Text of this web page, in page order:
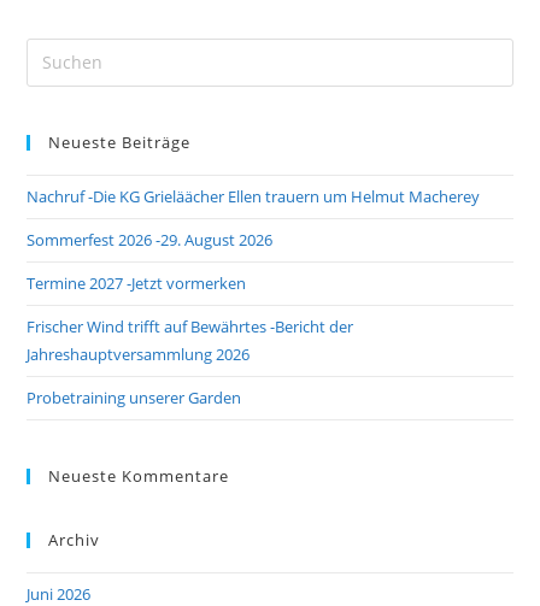
Neueste Beiträge
Nachruf -Die KG Grieläächer Ellen trauern um Helmut Macherey
Sommerfest 2026 -29. August 2026
Termine 2027 -Jetzt vormerken
Frischer Wind trifft auf Bewährtes -Bericht der
Jahreshauptversammlung 2026
Probetraining unserer Garden
Neueste Kommentare
Archiv
Juni 2026